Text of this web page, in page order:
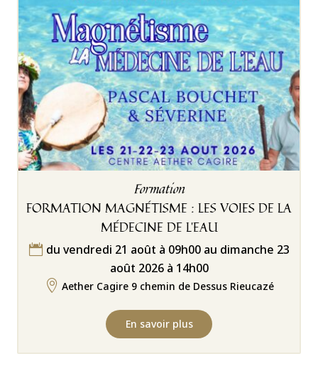
Formation
FORMATION MAGNÉTISME : LES VOIES DE LA
MÉDECINE DE L’EAU
 du vendredi 21 août à 09h00 au dimanche 23
août 2026 à 14h00
 Aether Cagire 9 chemin de Dessus Rieucazé
En savoir plus